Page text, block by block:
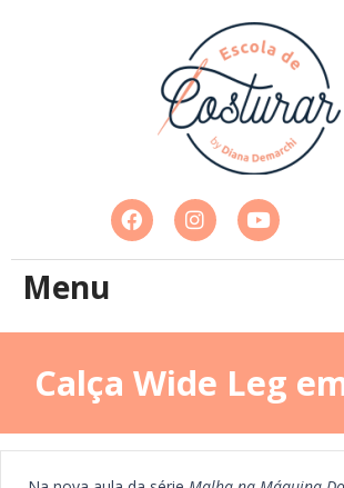
Menu
Calça Wide Leg